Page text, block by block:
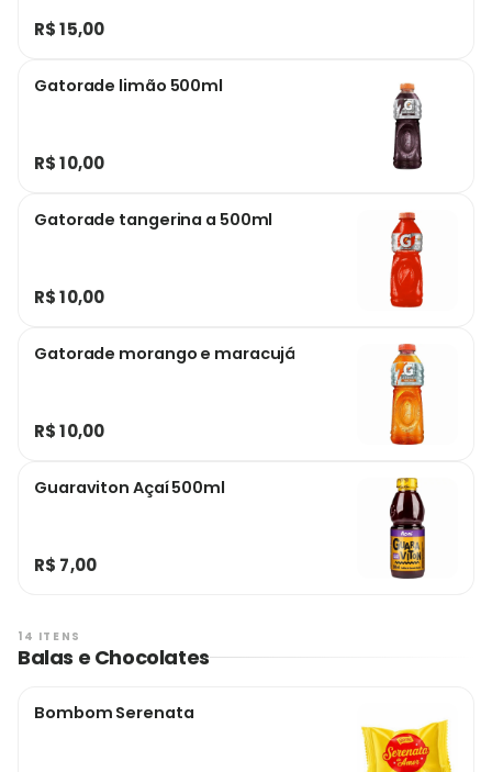
R$ 15,00
Gatorade limão 500ml
R$ 10,00
Gatorade tangerina a 500ml
R$ 10,00
Gatorade morango e maracujá
R$ 10,00
Guaraviton Açaí 500ml
R$ 7,00
14 ITENS
Balas e Chocolates
Bombom Serenata